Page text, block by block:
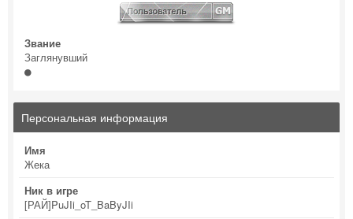
Звание
Заглянувший
Персональная информация
Имя
Жека
Ник в игре
[РАЙ]PuJIi_oT_BaByJIi